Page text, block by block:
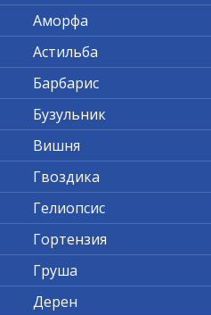
Аморфа
Астильба
Барбарис
Бузульник
Вишня
Гвоздика
Гелиопсис
Гортензия
Груша
Дерен